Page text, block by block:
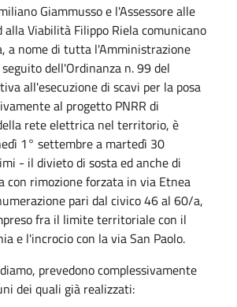
Giammusso e l'Assessore alle
Viabilità Filippo Riela comunicano
a nome di tutta l'Amministrazione
dell'Ordinanza n. 99 del
all'esecuzione di scavi per la posa
al progetto PNRR di
rete elettrica nel territorio, è
1° settembre a martedì 30
- il divieto di sosta ed anche di
con rimozione forzata in via Etnea
pari dal civico 46 al 60/a,
fra il limite territoriale con il
e l'incrocio con la via San Paolo.
prevedono complessivamente
dei quali già realizzati: